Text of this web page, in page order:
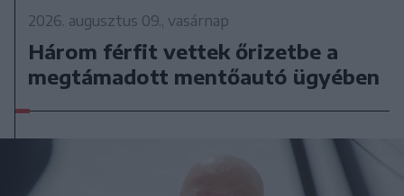
2026. augusztus 09., vasárnap
Három férfit vettek őrizetbe a
megtámadott mentőautó ügyében